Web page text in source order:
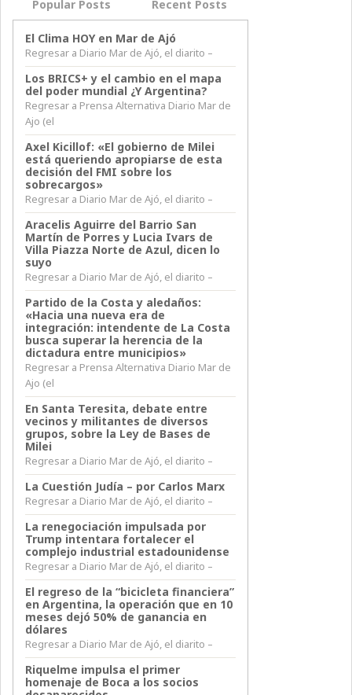
Popular Posts Recent Posts
El Clima HOY en Mar de Ajó
Regresar a Diario Mar de Ajó, el diarito –
Los BRICS+ y el cambio en el mapa
del poder mundial ¿Y Argentina?
Regresar a Prensa Alternativa Diario Mar de
Ajo (el
Axel Kicillof: «El gobierno de Milei
está queriendo apropiarse de esta
decisión del FMI sobre los
sobrecargos»
Regresar a Diario Mar de Ajó, el diarito –
Aracelis Aguirre del Barrio San
Martín de Porres y Lucia Ivars de
Villa Piazza Norte de Azul, dicen lo
suyo
Regresar a Diario Mar de Ajó, el diarito –
Partido de la Costa y aledaños:
«Hacia una nueva era de
integración: intendente de La Costa
busca superar la herencia de la
dictadura entre municipios»
Regresar a Prensa Alternativa Diario Mar de
Ajo (el
En Santa Teresita, debate entre
vecinos y militantes de diversos
grupos, sobre la Ley de Bases de
Milei
Regresar a Diario Mar de Ajó, el diarito –
La Cuestión Judía – por Carlos Marx
Regresar a Diario Mar de Ajó, el diarito –
La renegociación impulsada por
Trump intentara fortalecer el
complejo industrial estadounidense
Regresar a Diario Mar de Ajó, el diarito –
El regreso de la “bicicleta financiera”
en Argentina, la operación que en 10
meses dejó 50% de ganancia en
dólares
Regresar a Diario Mar de Ajó, el diarito –
Riquelme impulsa el primer
homenaje de Boca a los socios